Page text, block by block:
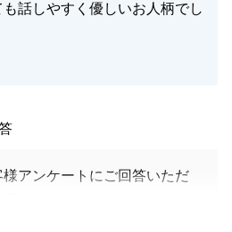
話しやすく優しいお人柄でし
アンケートにご回答いただ